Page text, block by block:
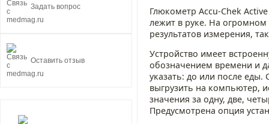
Задать вопрос
Оставить отзыв
Глюкометр Accu-Chek
лежит в руке. На
результатов измерения,
Устройство имеет
обозначением времени и
указать: до или после
выгрузить на компьютер,
значения за одну, две,
Предусмотрена опция